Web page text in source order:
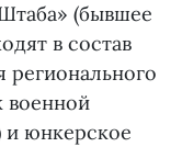
(бывшее
в состав
регионального
военной
и юнкерское